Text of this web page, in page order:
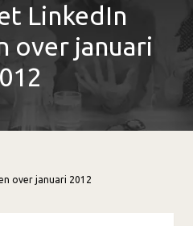
LinkedIn
over januari
over januari 2012